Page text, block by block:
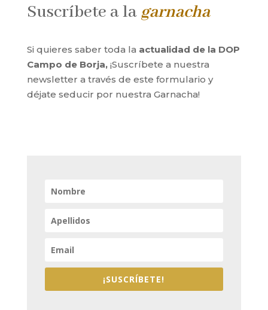
Suscríbete a la garnacha
Si quieres saber toda la actualidad de la DOP
Campo de Borja,¡Suscríbete a nuestra
newsletter a través de este formulario y
déjate seducir por nuestra Garnacha!
¡SUSCRÍBETE!